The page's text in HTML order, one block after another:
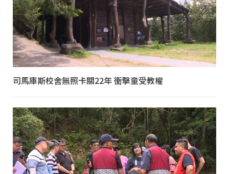
司馬庫斯校舍無照卡關22年 衝擊童受教權